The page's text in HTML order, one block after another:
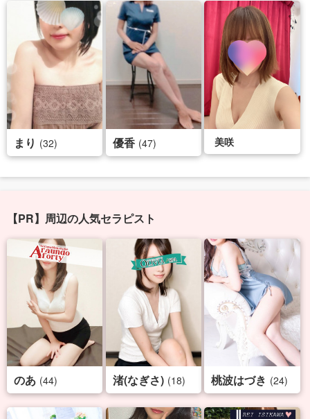
まり (32) 優香 (47) 美咲
【PR】周辺の人気セラピスト
のあ (44) 渚(なぎさ) (18) 桃波はづき (24)